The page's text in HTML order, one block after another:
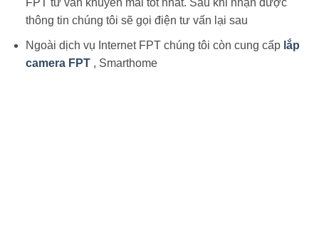
FPT tư vấn khuyến mãi tốt nhất. Sau khi nhận được
thông tin chúng tôi sẽ gọi điện tư vấn lại sau
Ngoài dịch vụ Internet FPT chúng tôi còn cung cấp lắp
camera FPT, Smarthome